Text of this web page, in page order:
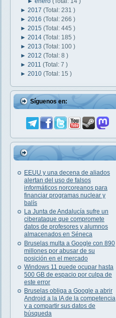
► 2017 (Total: 231 )
► 2016 (Total: 266 )
► 2015 (Total: 445 )
► 2014 (Total: 185 )
► 2013 (Total: 100 )
► 2012 (Total: 8 )
► 2011 (Total: 7 )
► 2010 (Total: 15 )
Síguenos en:
EEUU y una decena de aliados
alertan del uso de falsos
informáticos norcoreanos para
financiar programas nuclear y
balís
La Junta de Andalucía sufre un
ciberataque que compromete
datos de profesores y alumnos
almacenados en Séneca
Bruselas multa a Google con 890
millones por abusar de su
posición en el mercado
Windows 11 puede ocupar hasta
500 GB de espacio por culpa de
este error
Bruselas obliga a Google a abrir
Android a la IA de la competencia
y a compartir sus datos de
búsqueda